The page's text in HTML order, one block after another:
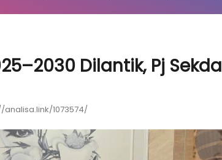
Dilantik, Pj Sekda
analisa.link/1073574/